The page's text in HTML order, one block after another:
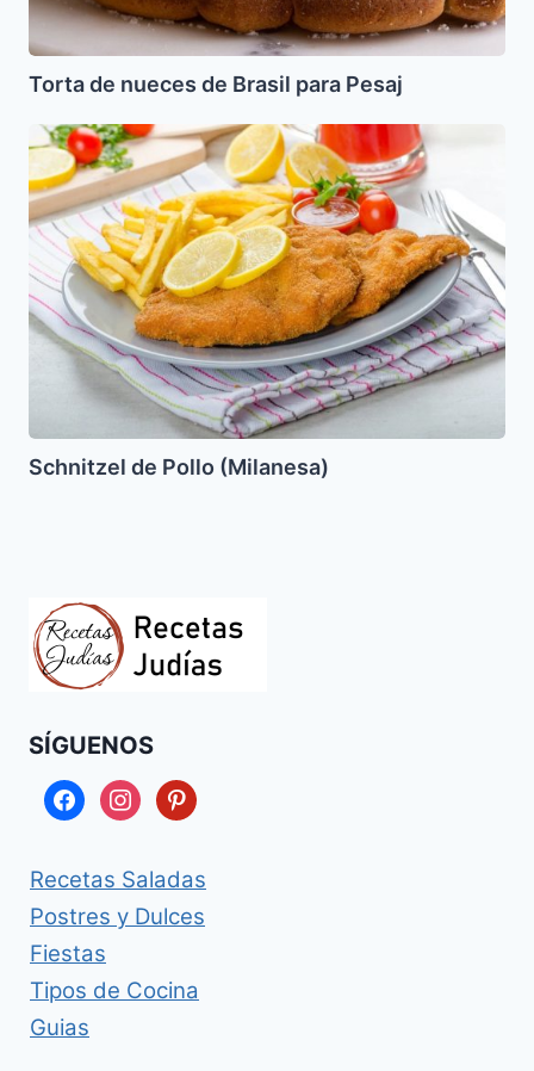
Torta de nueces de Brasil para Pesaj
Schnitzel
de
Pollo
(Milanesa)
Schnitzel de Pollo (Milanesa)
SÍGUENOS
facebookinstagrampinterest
Recetas Saladas
Postres y Dulces
Fiestas
Tipos de Cocina
Guias